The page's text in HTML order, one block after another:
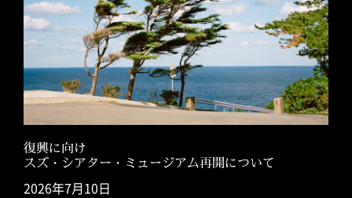
復興に向け
スズ・シアター・ミュージアム再開について
2026年7月10日